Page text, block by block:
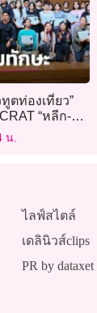
ตท่องเที่ยว”
“หลีก-
ฉิน
น.
ไลฟ์สไตล์
เดลินิวส์clips
PR by dataxet